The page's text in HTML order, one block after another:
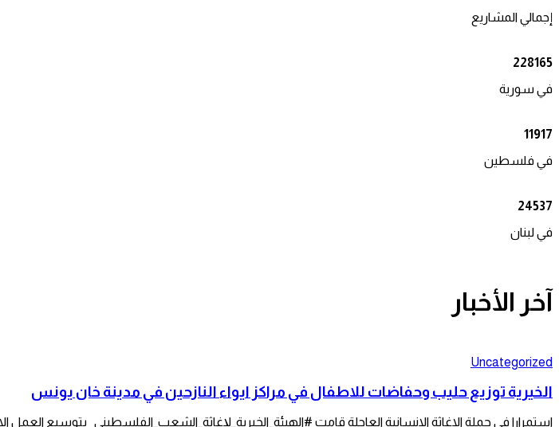
إجمالي المشاريع
228165
في سورية
11917
في فلسطين
24537
في لبنان
آخر الأخبار
Uncategorized
الخيرية توزيع حليب وحفاضات للاطفال في مراكز ايواء النازحين في مدينة خان يونس